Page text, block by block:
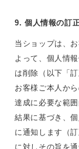
9. 個人情報の訂
当ショップは、
よって、個人情
は削除（以下「
お客様ご本人か
達成に必要な範
結果に基づき、
に通知します（
に対しその旨を